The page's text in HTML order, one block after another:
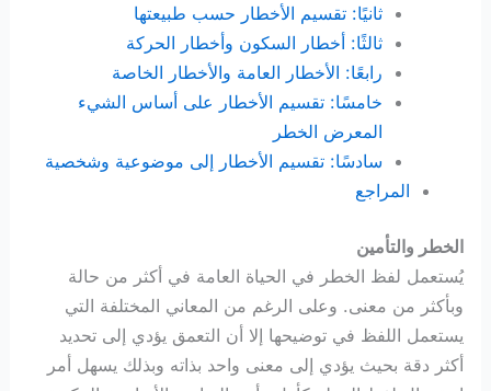
ثانيًا: تقسيم الأخطار حسب طبيعتها
ثالثًا: أخطار السكون وأخطار الحركة
رابعًا: الأخطار العامة والأخطار الخاصة
خامسًا: تقسيم الأخطار على أساس الشيء
المعرض الخطر
سادسًا: تقسيم الأخطار إلى موضوعية وشخصية
المراجع
الخطر والتأمين
يُستعمل لفظ الخطر في الحياة العامة في أكثر من حالة
وبأكثر من معنى. وعلى الرغم من المعاني المختلفة التي
يستعمل اللفظ في توضيحها إلا أن التعمق يؤدي إلى تحديد
أكثر دقة بحيث يؤدي إلى معنى واحد بذاته وبذلك يسهل أمر